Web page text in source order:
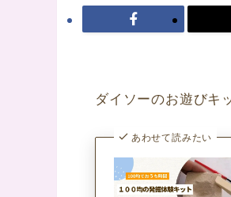
ダイソーのお遊びキ
あわせて読みたい